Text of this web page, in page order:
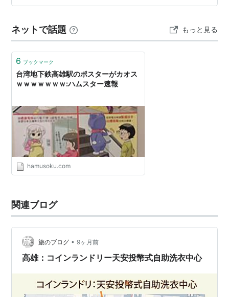
いる複合商業施設のビルです 新駅舎はまだ工事中だった
ものをパチリ☆彡 なんかすごそうだなぁ…… にほんブロ
グ村
ネットで話題 もっと見る
6 ブックマーク
台湾地下鉄高雄駅のポスターがカオス
ｗｗｗｗｗｗｗ:ハムスター速報
hamusoku.com
関連ブログ
旅のブログ • 9ヶ月前
高雄：コインランドリー天安投幣式自助洗衣中心